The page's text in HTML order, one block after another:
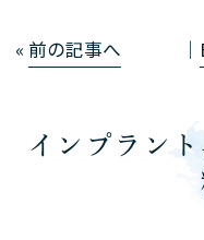
« 前の記事へ │
インプラン